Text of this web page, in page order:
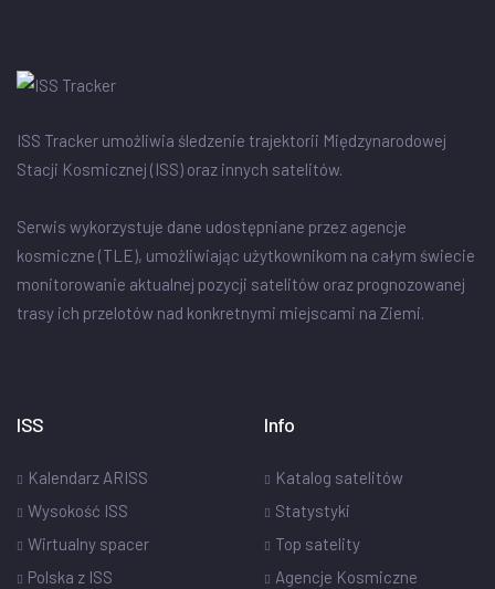
ISS Tracker umożliwia śledzenie trajektorii Międzynarodowej
Stacji Kosmicznej (ISS) oraz innych satelitów.
Serwis wykorzystuje dane udostępniane przez agencje
kosmiczne (TLE), umożliwiając użytkownikom na całym świecie
monitorowanie aktualnej pozycji satelitów oraz prognozowanej
trasy ich przelotów nad konkretnymi miejscami na Ziemi.
ISS
Kalendarz ARISS
Wysokość ISS
Wirtualny spacer
Polska z ISS
Info
Katalog satelitów
Statystyki
Top satelity
Agencje Kosmiczne